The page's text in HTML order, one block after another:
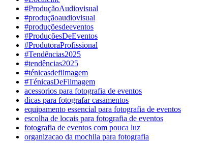
#ProduçãoAudiovisual
#produçãoaudiovisual
#produçõesdeeventos
#ProduçõesDeEventos
#ProdutoraProfissional
#Tendências2025
#tendências2025
#ténicasdefilmagem
#TénicasDeFilmagem
acessorios para fotografia de eventos
dicas para fotografar casamentos
equipamento essencial para fotografia de eventos
escolha de locais para fotografia de eventos
fotografia de eventos com pouca luz
organizacao da mochila para fotografia